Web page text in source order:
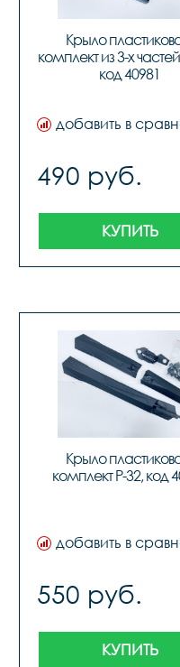
Крыло
комплект из 3-х
код 40981
добавить в
490 руб.
КУПИТЬ
Крыло
комплект P-32, код
добавить в
550 руб.
КУПИТЬ